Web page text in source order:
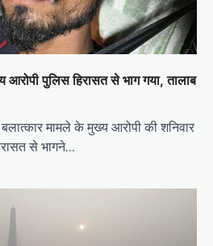
पुलिस हिरासत से भाग गया, तालाब
मामले के मुख्य आरोपी की शनिवार
से भागने…